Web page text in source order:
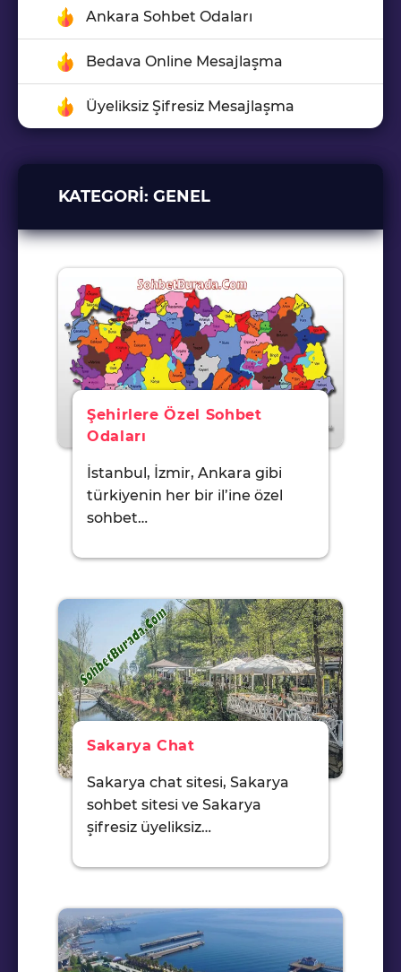
Ankara Sohbet Odaları
Bedava Online Mesajlaşma
Üyeliksiz Şifresiz Mesajlaşma
KATEGORI: GENEL
Şehirlere Özel Sohbet
Odaları
İstanbul, İzmir, Ankara gibi
türkiyenin her bir il’ine özel
sohbet…
Sakarya Chat
Sakarya chat sitesi, Sakarya
sohbet sitesi ve Sakarya
şifresiz üyeliksiz…